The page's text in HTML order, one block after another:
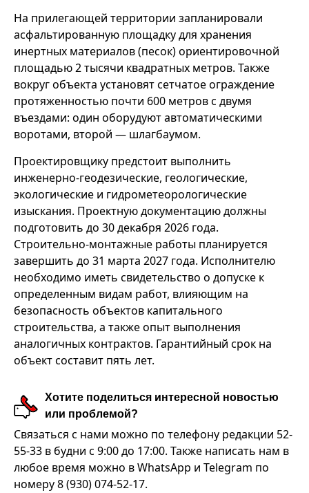
На прилегающей территории запланировали
асфальтированную площадку для хранения
инертных материалов (песок) ориентировочной
площадью 2 тысячи квадратных метров. Также
вокруг объекта установят сетчатое ограждение
протяженностью почти 600 метров с двумя
въездами: один оборудуют автоматическими
воротами, второй — шлагбаумом.
Проектировщику предстоит выполнить
инженерно-геодезические, геологические,
экологические и гидрометеорологические
изыскания. Проектную документацию должны
подготовить до 30 декабря 2026 года.
Строительно-монтажные работы планируется
завершить до 31 марта 2027 года. Исполнителю
необходимо иметь свидетельство о допуске к
определенным видам работ, влияющим на
безопасность объектов капитального
строительства, а также опыт выполнения
аналогичных контрактов. Гарантийный срок на
объект составит пять лет.
Хотите поделиться интересной новостью
или проблемой?
Связаться с нами можно по телефону редакции 52-
55-33 в будни с 9:00 до 17:00. Также написать нам в
любое время можно в WhatsApp и Telegram по
номеру 8 (930) 074-52-17.